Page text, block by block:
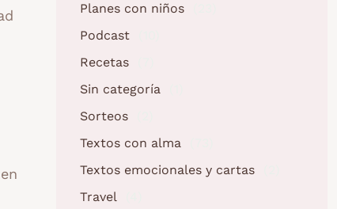
Planes con niños
Podcast
Recetas
Sin categoría
Sorteos
Textos con alma
Textos emocionales y cartas
Travel